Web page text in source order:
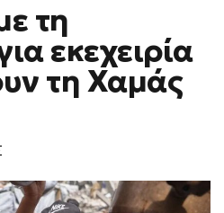
τη
εκεχειρία
τη Χαμάς